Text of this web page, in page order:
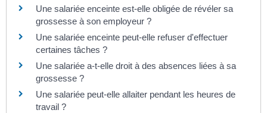
Une salariée enceinte est-elle obligée de révéler sa
grossesse à son employeur ?
Une salariée enceinte peut-elle refuser d'effectuer
certaines tâches ?
Une salariée a-t-elle droit à des absences liées à sa
grossesse ?
Une salariée peut-elle allaiter pendant les heures de
travail ?